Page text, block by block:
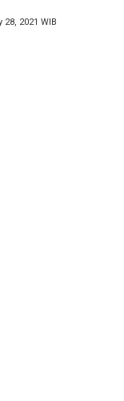
2021 WIB